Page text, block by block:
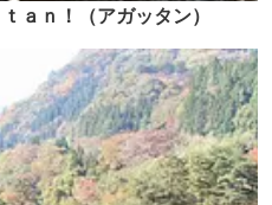
ａｎ！（アガッタン）